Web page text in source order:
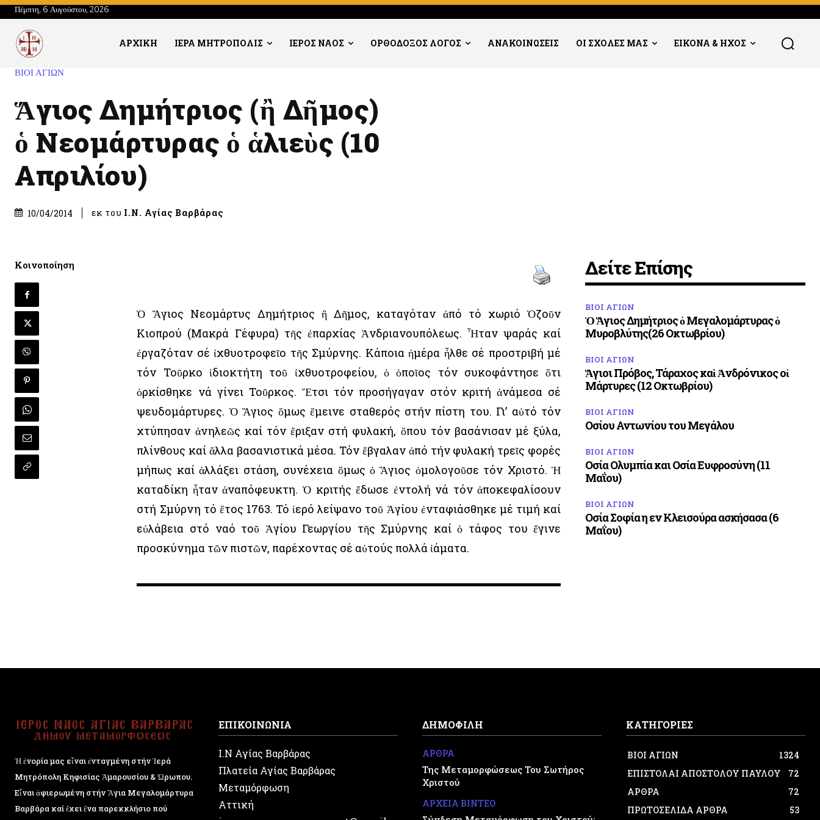
Πέμπτη, 6 Αυγούστου, 2026
ΑΡΧΙΚΗ ΙΕΡΑ ΜΗΤΡΟΠΟΛΙΣ ΙΕΡΟΣ ΝΑΟΣ ΟΡΘΟΔΟΞΟΣ ΛΟΓΟΣ ΑΝΑΚΟΙΝΩΣΕΙΣ ΟΙ ΣΧΟΛΕΣ ΜΑΣ ΕΙΚΟΝΑ & ΗΧΟΣ
ΒΙΟΙ ΑΓΙΩΝ
Ἅγιος Δημήτριος (ἢ Δῆμος)
ὁ Νεομάρτυρας ὁ ἁλιεὺς (10
Απριλίου)
10/04/2014 εκ του Ι.Ν. Αγίας Βαρβάρας
Κοινοποίηση
Ὁ Ἅγιος Νεομάρτυς Δημήτριος ἢ Δῆμος, καταγόταν ἀπό τό χωριό Ὀζοῦν
Κιοπρού (Μακρά Γέφυρα) τῆς ἐπαρχίας Ἀνδριανουπόλεως. Ἦταν ψαράς καί
ἐργαζόταν σέ ἰχθυοτροφεῖο τῆς Σμύρνης. Κάποια ἡμέρα ἦλθε σέ προστριβή μέ
τόν Τοῦρκο ἰδιοκτήτη τοῦ ἰχθυοτροφείου, ὁ ὁποῖος τόν συκοφάντησε ὅτι
ὁρκίσθηκε νά γίνει Τοῦρκος. Ἔτσι τόν προσήγαγαν στόν κριτή ἀνάμεσα σέ
ψευδομάρτυρες. Ὁ Ἅγιος ὅμως ἔμεινε σταθερός στήν πίστη του. Γι’ αὐτό τόν
χτύπησαν ἀνηλεῶς καί τόν ἔριξαν στή φυλακή, ὅπου τόν βασάνισαν μέ ξύλα,
πλίνθους καί ἄλλα βασανιστικά μέσα. Τόν ἔβγαλαν ἀπό τήν φυλακή τρεῖς φορές
μήπως καί ἀλλάξει στάση, συνέχεια ὅμως ὁ Ἅγιος ὁμολογοῦσε τόν Χριστό. Ἡ
καταδίκη ἦταν ἀναπόφευκτη. Ὁ κριτής ἔδωσε ἐντολή νά τόν ἀποκεφαλίσουν
στή Σμύρνη τό ἔτος 1763. Τό ἱερό λείψανο τοῦ Ἁγίου ἐνταφιάσθηκε μέ τιμή καί
εὐλάβεια στό ναό τοῦ Ἁγίου Γεωργίου τῆς Σμύρνης καί ὁ τάφος του ἔγινε
προσκύνημα τῶν πιστῶν, παρέχοντας σέ αὐτούς πολλά ἰάματα.
Δείτε Επίσης
ΒΙΟΙ ΑΓΙΩΝ
Ὁ Ἅγιος Δημήτριος ὁ Μεγαλομάρτυρας ὁ
Μυροβλύτης(26 Οκτωβρίου)
ΒΙΟΙ ΑΓΙΩΝ
Ἅγιοι Πρόβος, Τάραχος καὶ Ἀνδρόνικος οἱ
Μάρτυρες (12 Οκτωβρίου)
ΒΙΟΙ ΑΓΙΩΝ
Οσίου Αντωνίου του Μεγάλου
ΒΙΟΙ ΑΓΙΩΝ
Οσία Ολυμπία και Οσία Ευφροσύνη (11
Μαΐου)
ΒΙΟΙ ΑΓΙΩΝ
Οσία Σοφία η εν Κλεισούρα ασκήσασα (6
Μαΐου)
Ἡ ἐνορία μας εἶναι ἐνταγμένη στήν Ἱερά
Μητρόπολη Κηφισίας Ἁμαρουσίου & Ὠρωπου.
Εἶναι ἀφιερωμένη στήν Ἅγια Μεγαλομάρτυρα
Βαρβάρα καί ἔχει ἕνα παρεκκλήσιο πού
ΕΠΙΚΟΙΝΩΝΙΑ
Ι.Ν Αγίας Βαρβάρας
Πλατεία Αγίας Βαρβάρας
Μεταμόρφωση
Αττική
ΔΗΜΟΦΙΛΗ
ΑΡΘΡΑ
Της Μεταμορφώσεως Του Σωτήρος
Χριστού
ΑΡΧΕΙΑ ΒΙΝΤΕΟ
ΚΑΤΗΓΟΡΙΕΣ
ΒΙΟΙ ΑΓΙΩΝ
1324
ΕΠΙΣΤΟΛΑΙ ΑΠΟΣΤΟΛΟΥ ΠΑΥΛΟΥ
72
ΑΡΘΡΑ
72
ΠΡΩΤΟΣΕΛΙΔΑ ΑΡΘΡΑ
53